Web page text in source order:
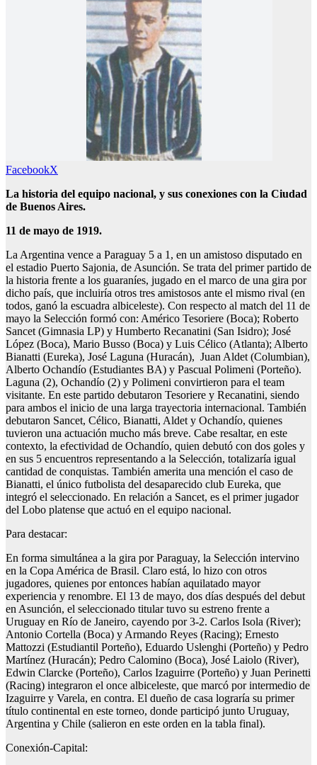
FacebookX
La historia del equipo nacional, y sus conexiones con la Ciudad
de Buenos Aires.
11 de mayo de 1919.
La Argentina vence a Paraguay 5 a 1, en un amistoso disputado en
el estadio Puerto Sajonia, de Asunción. Se trata del primer partido de
la historia frente a los guaraníes, jugado en el marco de una gira por
dicho país, que incluiría otros tres amistosos ante el mismo rival (en
todos, ganó la escuadra albiceleste). Con respecto al match del 11 de
mayo la Selección formó con: Américo Tesoriere (Boca); Roberto
Sancet (Gimnasia LP) y Humberto Recanatini (San Isidro); José
López (Boca), Mario Busso (Boca) y Luis Célico (Atlanta); Alberto
Bianatti (Eureka), José Laguna (Huracán), Juan Aldet (Columbian),
Alberto Ochandío (Estudiantes BA) y Pascual Polimeni (Porteño).
Laguna (2), Ochandío (2) y Polimeni convirtieron para el team
visitante. En este partido debutaron Tesoriere y Recanatini, siendo
para ambos el inicio de una larga trayectoria internacional. También
debutaron Sancet, Célico, Bianatti, Aldet y Ochandío, quienes
tuvieron una actuación mucho más breve. Cabe resaltar, en este
contexto, la efectividad de Ochandío, quien debutó con dos goles y
en sus 5 encuentros representando a la Selección, totalizaría igual
cantidad de conquistas. También amerita una mención el caso de
Bianatti, el único futbolista del desaparecido club Eureka, que
integró el seleccionado. En relación a Sancet, es el primer jugador
del Lobo platense que actuó en el equipo nacional.
Para destacar:
En forma simultánea a la gira por Paraguay, la Selección intervino
en la Copa América de Brasil. Claro está, lo hizo con otros
jugadores, quienes por entonces habían aquilatado mayor
experiencia y renombre. El 13 de mayo, dos días después del debut
en Asunción, el seleccionado titular tuvo su estreno frente a
Uruguay en Río de Janeiro, cayendo por 3-2. Carlos Isola (River);
Antonio Cortella (Boca) y Armando Reyes (Racing); Ernesto
Mattozzi (Estudiantil Porteño), Eduardo Uslenghi (Porteño) y Pedro
Martínez (Huracán); Pedro Calomino (Boca), José Laiolo (River),
Edwin Clarcke (Porteño), Carlos Izaguirre (Porteño) y Juan Perinetti
(Racing) integraron el once albiceleste, que marcó por intermedio de
Izaguirre y Varela, en contra. El dueño de casa lograría su primer
título continental en este torneo, donde participó junto Uruguay,
Argentina y Chile (salieron en este orden en la tabla final).
Conexión-Capital: